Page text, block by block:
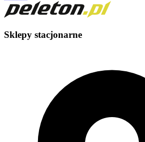
Sklepy stacjonarne